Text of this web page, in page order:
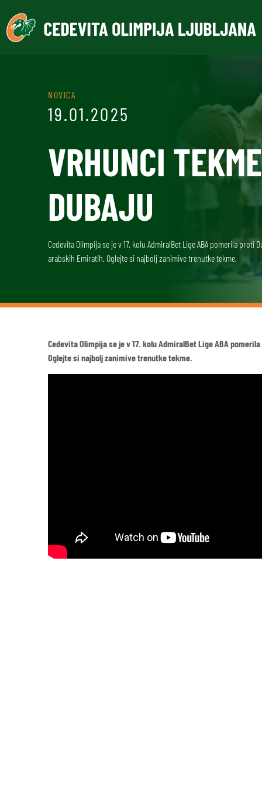
NOVICA
19.01.2025
VRHUNCI
DUBAJU
Cedevita Olimpija se je v 17. kolu AdmiralBet Lige ABA pomerila proti
arabskih Emiratih. Oglejte si najbolj zanimive trenutke tekme.
Cedevita Olimpija se je v 17. kolu AdmiralBet Lige ABA
Oglejte si najbolj zanimive trenutke tekme.